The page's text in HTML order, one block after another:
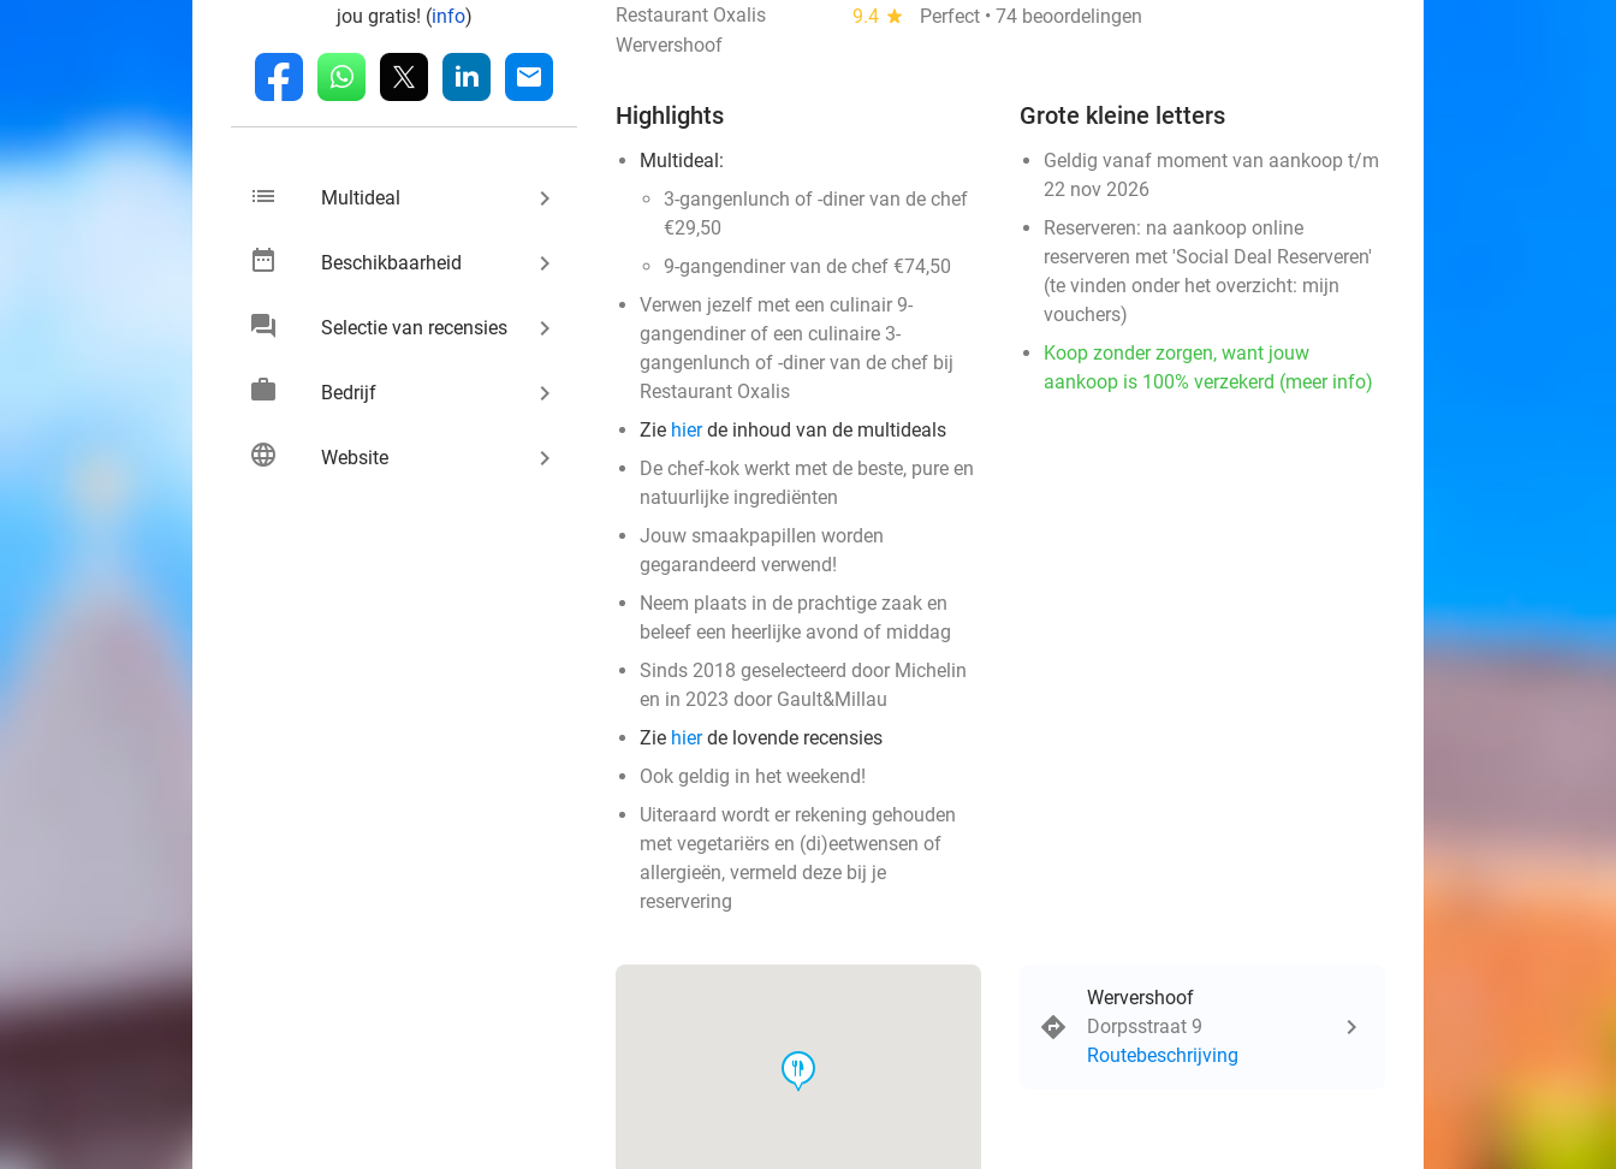
jou gratis! (info)
fb whatsapp linkedin mail
list Multideal keyboard_arrow_right
date_range Beschikbaarheid keyboard_arrow_right
chat Selectie van recensies keyboard_arrow_right
work Bedrijf keyboard_arrow_right
language Website keyboard_arrow_right
Restaurant Oxalis 9.4 star
Perfect • 74 beoordelingen
Wervershoof
Highlights
Multideal:
3-gangenlunch of -diner van de chef
€29,50
9-gangendiner van de chef €74,50
Verwen jezelf met een culinair 9-
gangendiner of een culinaire 3-
gangenlunch of -diner van de chef bij
Restaurant Oxalis
Zie hierde inhoud van de multideals
De chef-kok werkt met de beste, pure en
natuurlijke ingrediënten
Jouw smaakpapillen worden
gegarandeerd verwend!
Neem plaats in de prachtige zaak en
beleef een heerlijke avond of middag
Sinds 2018 geselecteerd door Michelin
en in 2023 door Gault&Millau
Zie hierde lovende recensies
Ook geldig in het weekend!
Uiteraard wordt er rekening gehouden
met vegetariërs en (di)eetwensen of
allergieën, vermeld deze bij je
reservering
Grote kleine letters
Geldig vanaf moment van aankoop t/m
22 nov 2026
Reserveren: na aankoop online
reserveren met 'Social Deal Reserveren'
(te vinden onder het overzicht: mijn
vouchers)
Koop zonder zorgen, want jouw
aankoop is 100% verzekerd (meer info)
food
Wervershoof
Dorpsstraat 9
Routebeschrijving